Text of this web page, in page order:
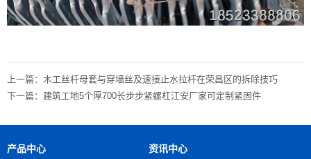
上一篇： 木工丝杆母套与穿墙丝及速接止水拉杆在荣昌区的拆除技巧
下一篇： 建筑工地5个厚700长步步紧螺杠江安厂家可定制紧固件
产品中心 资讯中心